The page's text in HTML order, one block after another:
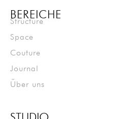
BEREICHE
Structure
Space
Couture
Journal
Über uns